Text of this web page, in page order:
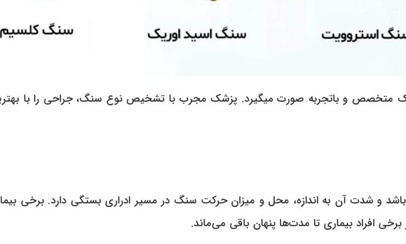
متخصص و باتجربه صورت میگیرد. پزشک مجرب با تشخیص نوع سنگ، جراحی را با
و شدت آن به اندازه، محل و میزان حرکت سنگ در مسیر ادراری بستگی دارد. برخی
افراد بیماری تا مدت‌ها پنهان باقی می‌ماند.